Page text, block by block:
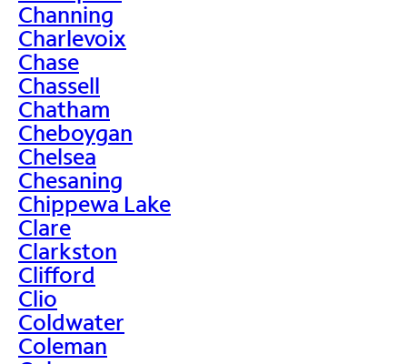
Channing
Charlevoix
Chase
Chassell
Chatham
Cheboygan
Chelsea
Chesaning
Chippewa Lake
Clare
Clarkston
Clifford
Clio
Coldwater
Coleman